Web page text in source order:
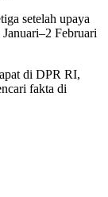
setelah upaya
Februari
di DPR RI,
fakta di